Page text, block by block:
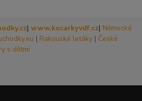
|www.kocarkyvdf.cz| Německé
| Rakouské letáky | České
s dětmi